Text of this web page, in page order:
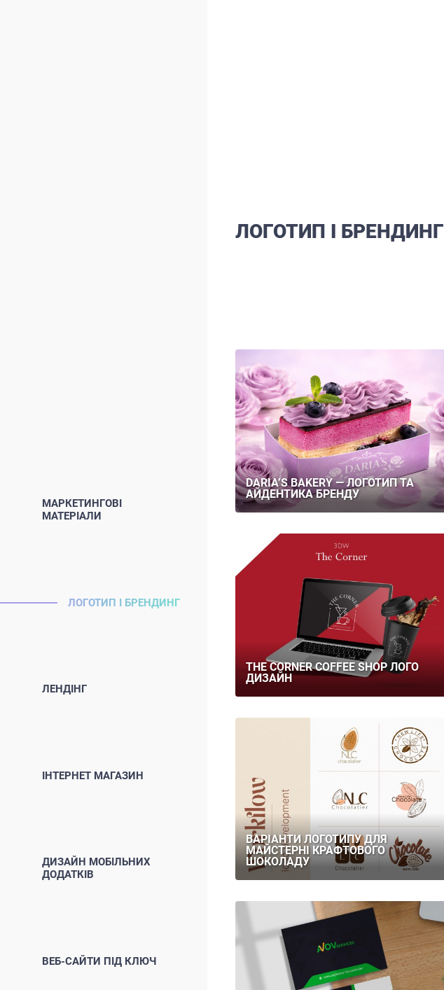
ВЕБ-САЙТИ ПІД КЛЮЧ
ДИЗАЙН МОБІЛЬНИХ
ДОДАТКІВ
ІНТЕРНЕТ МАГАЗИН
ЛЕНДІНГ
ЛОГОТИП І БРЕНДИНГ
МАРКЕТИНГОВІ
МАТЕРІАЛИ
ЛОГОТИП І БРЕНДИНГ
DARIA’S BAKERY — ЛОГОТИП ТА
АЙДЕНТИКА БРЕНДУ
THE CORNER COFFEE SHOP ЛОГО
ДИЗАЙН
ВАРІАНТИ ЛОГОТИПУ ДЛЯ
МАЙСТЕРНІ КРАФТОВОГО
ШОКОЛАДУ